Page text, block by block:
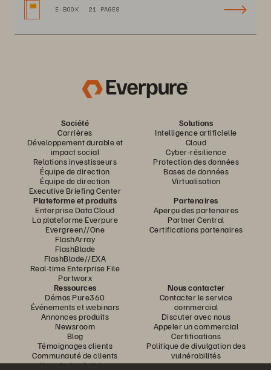
E-BOOK 21 PAGES
Société
Carrières
Développement durable et
impact social
Relations investisseurs
Équipe de direction
Équipe de direction
Executive Briefing Center
Solutions
Intelligence artificielle
Cloud
Cyber-résilience
Protection des données
Bases de données
Virtualisation
Plateforme et produits
Enterprise Data Cloud
La plateforme Everpure
Evergreen//One
FlashArray
FlashBlade
FlashBlade//EXA
Real-time Enterprise File
Portworx
Partenaires
Aperçu des partenaires
Partner Central
Certifications partenaires
Ressources
Démos Pure360
Événements et webinars
Annonces produits
Newsroom
Blog
Témoignages clients
Communauté de clients
Knowledge Articles
Nous contacter
Contacter le service
commercial
Discuter avec nous
Appeler un commercial
Certifications
Politique de divulgation des
vulnérabilités